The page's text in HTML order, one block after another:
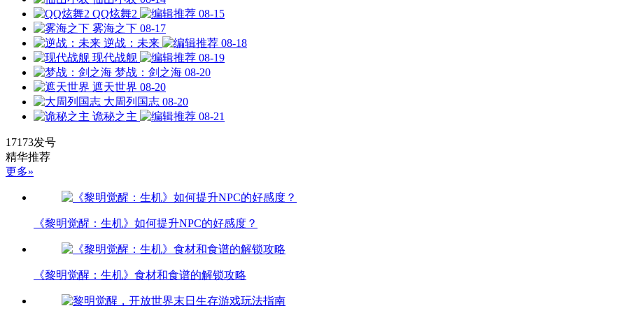
QQ炫舞2
08-15
雾海之下 08-17
逆战：未来
08-18
现代战舰
08-19
梦战：剑之海 08-20
遮天世界 08-20
大周列国志 08-20
诡秘之主
08-21
17173发号
精华推荐
更多»
《黎明觉醒：生机》如何提升NPC的好感度？
《黎明觉醒：生机》食材和食谱的解锁攻略